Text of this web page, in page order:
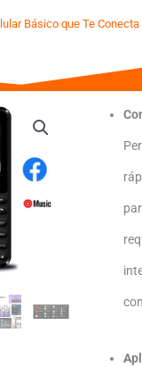
Básico que Te